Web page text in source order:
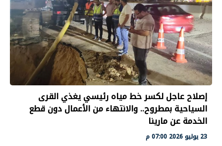
إصلاح عاجل لكسر خط مياه رئيسي يغذي القرى
السياحية بمطروح.. والانتهاء من الأعمال دون قطع
الخدمة عن مارينا
23 يوليو 2026 07:00 م